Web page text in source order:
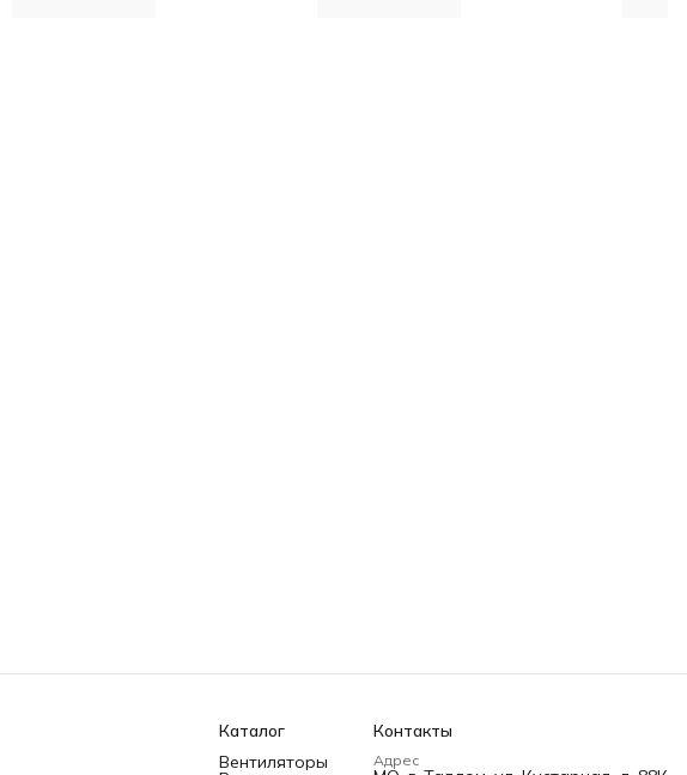
Каталог
Вентиляторы
Контакты
Адрес